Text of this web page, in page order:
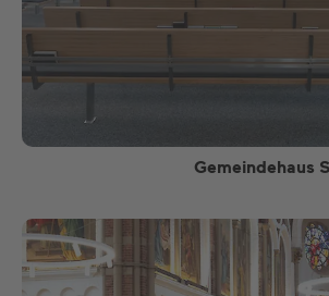
Gemeindehaus